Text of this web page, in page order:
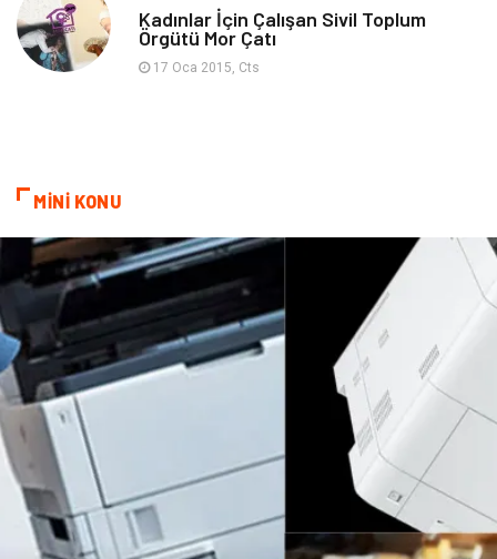
Bebek Giyim Nakliyat
Ambalaj
Bitkisel Ürünler
Markalar Tarım & Hayvancılık
Bilişim Dernekler ve Birlikler
İthalat İhracat
Kadınlar İçin Çalışan Sivil Toplum
Örgütü Mor Çatı
17 Oca 2015, Cts
MİNİ KONU